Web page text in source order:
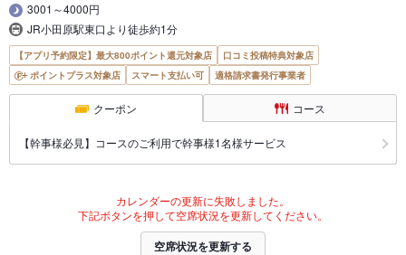
3001～4000円
JR小田原駅東口より徒歩約1分
【アプリ予約限定】最大800ポイント還元対象店
口コミ投稿特典対象店
ポイントプラス対象店
スマート支払い可 適格請求書発行事業者
クーポン コース
【幹事様必見】コースのご利用で幹事様1名様サービス
カレンダーの更新に失敗しました。
下記ボタンを押して空席状況を更新してください。
空席状況を更新する